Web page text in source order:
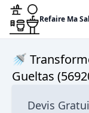
Refaire Ma
🚿
Gueltas
Devis